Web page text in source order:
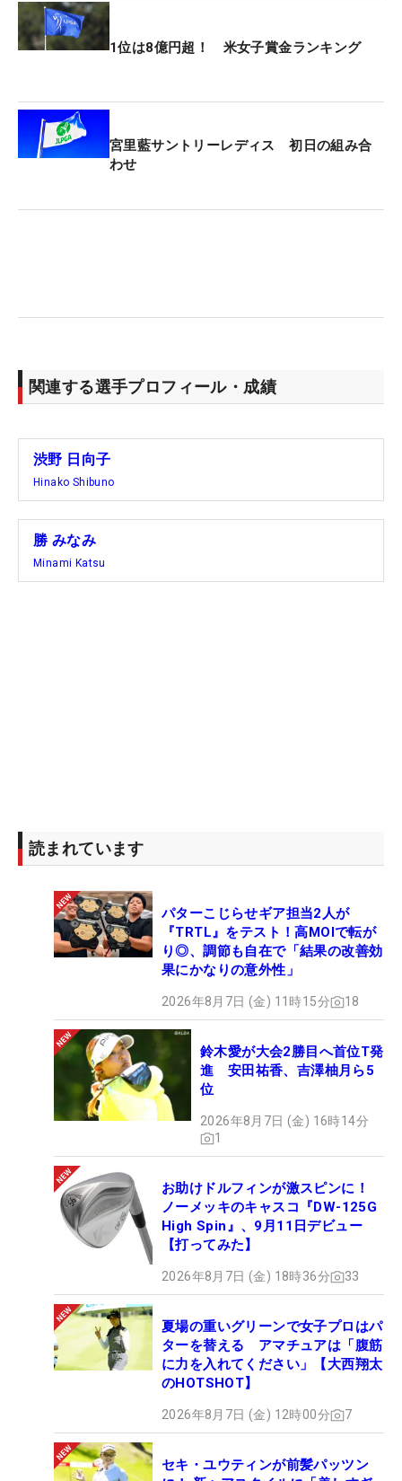
てくれるとありがたい」と、本音ものぞかせた。
今季は3月の「フォード選手権」（3位）で優勝争い
方の渋野も、前週の「全米女子オープン」（17位）
では初日から優勝争いに絡むなど、いい流れで今大
会を迎えた。「去年から（勝は）いい調子できてい
ゴリー1』へ向け、ポイントの積み上げも意識する
重要な一戦でもある。
人。昨年は予選落ちに終わった悔しさもあるが「今
い」（勝）、「気を遣うことは頑張って無くしてい
きたい」（渋野）と意気込む。
1位は8億円超！ 米女子賞金ランキング
宮里藍サントリーレディス 初日の組み合
わせ
関連する選手プロフィール・成績
渋野 日向子
Hinako Shibuno
勝 みなみ
Minami Katsu
読まれています
パターこじらせギア担当2人が
『TRTL』をテスト！高MOIで転が
り◎、調節も自在で「結果の改善効
果にかなりの意外性」
2026年8月7日 (金) 11時15分 18
鈴木愛が大会2勝目へ首位T発
進 安田祐香、吉澤柚月ら5
位
2026年8月7日 (金) 16時14分
1
お助けドルフィンが激スピンに！
ノーメッキのキャスコ『DW-125G
High Spin』、9月11日デビュー
【打ってみた】
2026年8月7日 (金) 18時36分 33
夏場の重いグリーンで女子プロはパ
ターを替える アマチュアは「腹筋
に力を入れてください」【大西翔太
のHOTSHOT】
2026年8月7日 (金) 12時00分 7
セキ・ユウティンが前髪パッツン